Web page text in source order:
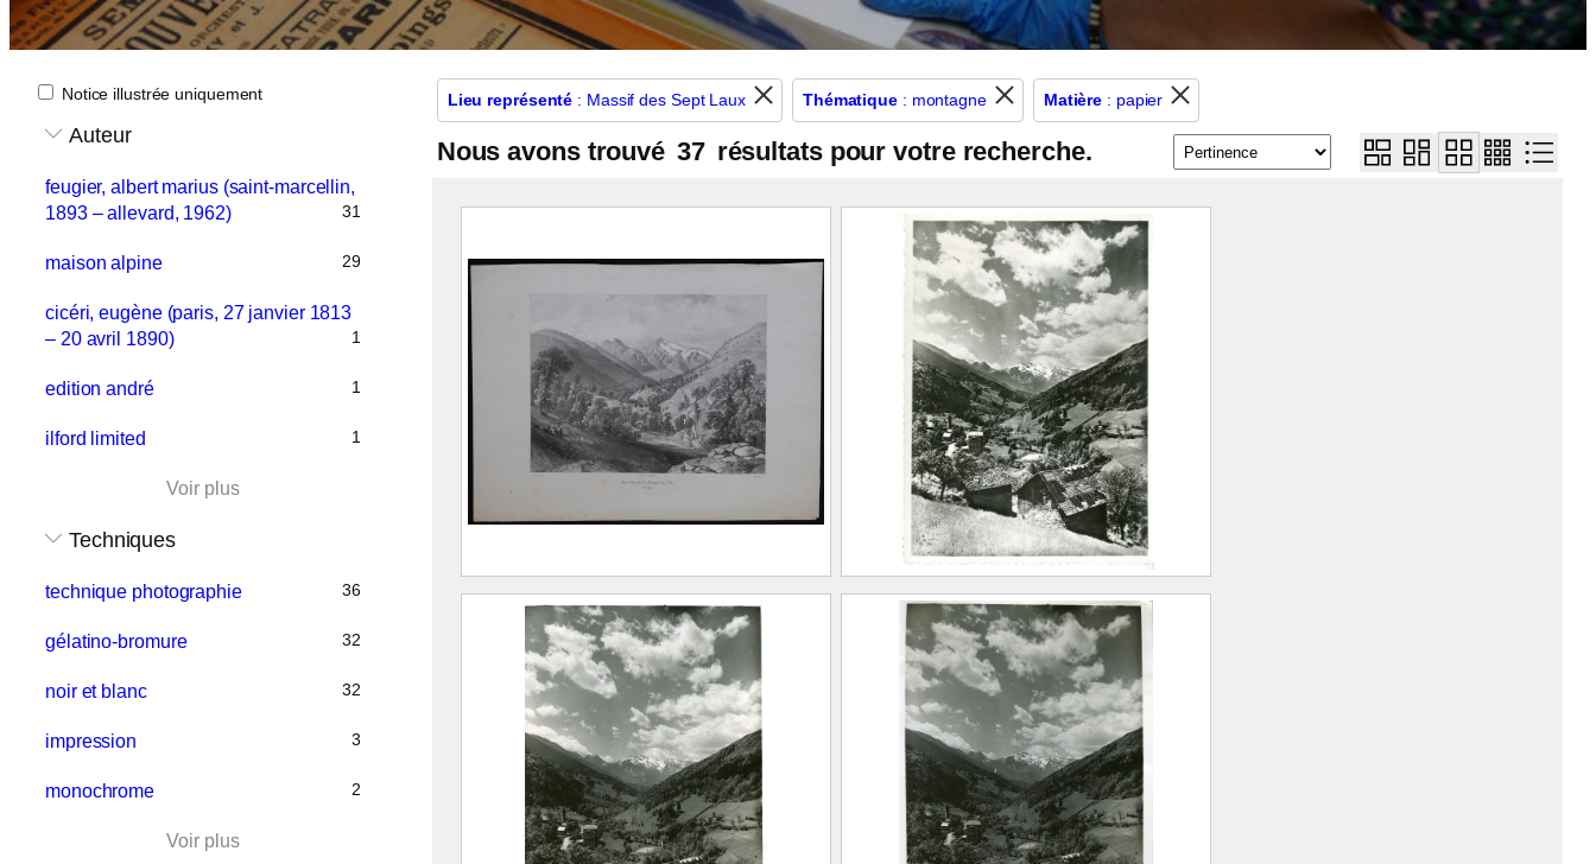
Notice illustrée uniquement
Auteur
feugier, albert marius (saint-marcellin,
1893 – allevard, 1962)
31
maison alpine 29
cicéri, eugène (paris, 27 janvier 1813
– 20 avril 1890)
1
edition andré 1
ilford limited 1
Voir plus
Techniques
technique photographie 36
gélatino-bromure 32
noir et blanc 32
impression 3
monochrome 2
Voir plus
Lieu représenté : Massif des Sept Laux Thématique: montagne Matière : papier
Nous avons trouvé 37 résultats pour votre recherche.
Route d’Allevard à la Montagne
des 7 Lacs
SABATIER, Léon ( – 1887)
CICÉRI, Eugène (Paris, 27
janvier 1813 – 20 avril
1890)
THIERRY Frères
Pinsot. Station estivale et le
massif des Sept-Laux Belle
étoile
FEUGIER, Albert Marius
(Saint-Marcellin, 1893 –
Allevard, 1962)
Maison Alpine